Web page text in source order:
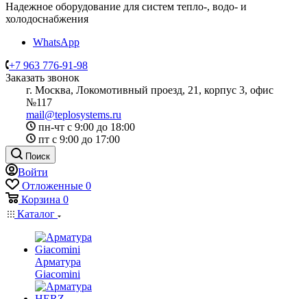
Надежное оборудование для систем тепло-, водо- и
холодоснабжения
WhatsApp
+7 963 776-91-98
Заказать звонок
г. Москва, Локомотивный проезд, 21, корпус 3, офис
№117
mail@teplosystems.ru
пн-чт с 9:00 до 18:00
пт с 9:00 до 17:00
Поиск
Войти
Отложенные 0
Корзина 0
Каталог
Арматура
Giacomini